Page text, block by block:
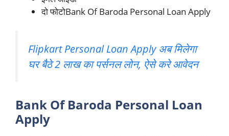
दो फोटोBank Of Baroda Personal Loan Apply
Flipkart Personal Loan Apply अब मिलेगा
घर बैठे 2 लाख का पर्सनल लोन, ऐसे करे आवेदन
Bank Of Baroda Personal Loan
Apply